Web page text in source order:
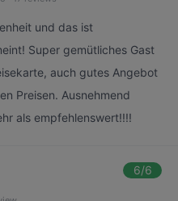
und das ist
Super gemütliches Gast
auch gutes Angebot
Preisen. Ausnehmend
als empfehlenswert!!!!
6/6